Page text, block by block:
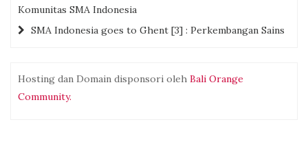
Komunitas SMA Indonesia
SMA Indonesia goes to Ghent [3] : Perkembangan Sains
Hosting dan Domain disponsori oleh Bali Orange
Community.